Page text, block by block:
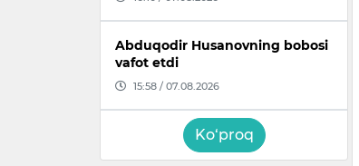
Abduqodir Husanovning bobosi
vafot etdi
15:58 / 07.08.2026
Ko‘proq